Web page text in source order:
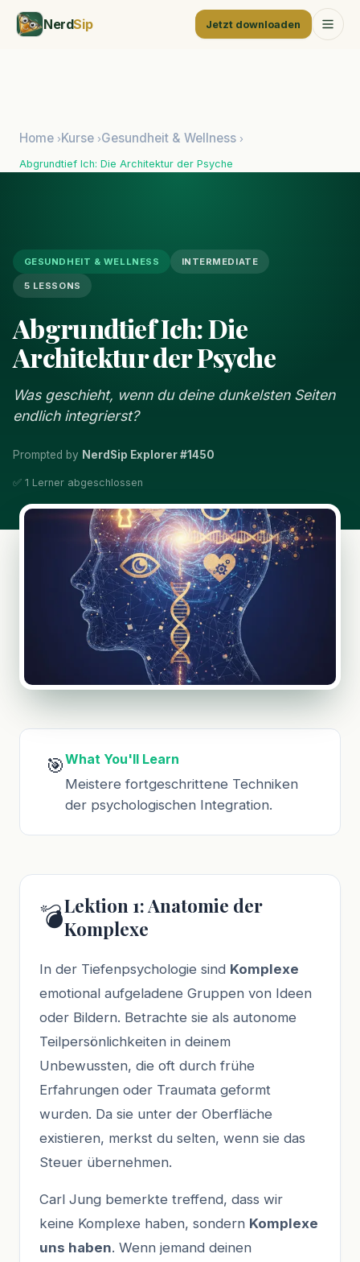
NerdSip Jetzt downloaden
Home ›Kurse ›Gesundheit & Wellness ›
Abgrundtief Ich: Die Architektur der Psyche
GESUNDHEIT & WELLNESS INTERMEDIATE
5 LESSONS
Abgrundtief Ich: Die
Architektur der Psyche
Was geschieht, wenn du deine dunkelsten Seiten
endlich integrierst?
Prompted by NerdSip Explorer #1450
✅ 1 Lerner abgeschlossen
🎯What You'll Learn
Meistere fortgeschrittene Techniken
der psychologischen Integration.
💣Lektion 1: Anatomie der
Komplexe
In der Tiefenpsychologie sind Komplexe
emotional aufgeladene Gruppen von Ideen
oder Bildern. Betrachte sie als autonome
Teilpersönlichkeiten in deinem
Unbewussten, die oft durch frühe
Erfahrungen oder Traumata geformt
wurden. Da sie unter der Oberfläche
existieren, merkst du selten, wenn sie das
Steuer übernehmen.
Carl Jung bemerkte treffend, dass wir
keine Komplexe haben, sondern Komplexe
uns haben. Wenn jemand deinen